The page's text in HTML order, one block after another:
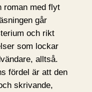
roman med flyt
går
och rikt
som lockar
alltså.
fördel är att den
skrivande,